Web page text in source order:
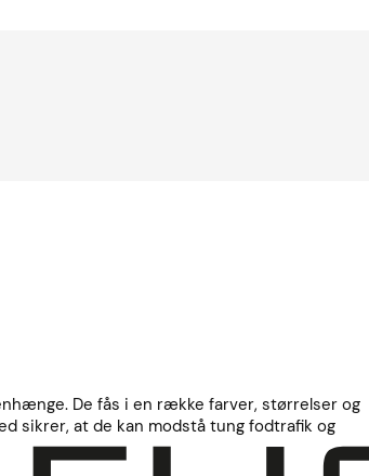
De fås i en række farver, størrelser og
sikrer, at de kan modstå tung fodtrafik og